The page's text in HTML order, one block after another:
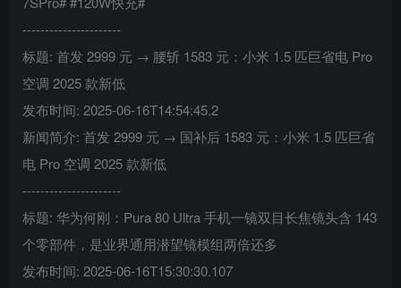
----------------------
标题: 首发 2999 元 → 腰斩 1583 元：小米 1.5 匹巨省电 Pro
空调 2025 款新低
发布时间: 2025-06-16T14:54:45.2
新闻简介: 首发 2999 元 → 国补后 1583 元：小米 1.5 匹巨省
电 Pro 空调 2025 款新低
----------------------
标题: 华为何刚：Pura 80 Ultra 手机一镜双目长焦镜头含 143
个零部件，是业界通用潜望镜模组两倍还多
发布时间: 2025-06-16T15:30:30.107